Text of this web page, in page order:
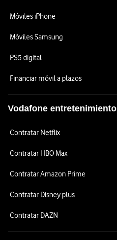
Móviles iPhone
Móviles Samsung
PS5 digital
Financiar móvil a plazos
Vodafone entretenimiento
Contratar Netflix
Contratar HBO Max
Contratar Amazon Prime
Contratar Disney plus
Contratar DAZN